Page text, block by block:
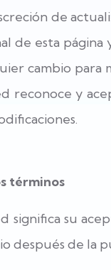
de
de esta
cambio
reconoce y
términos
significa su
después de la